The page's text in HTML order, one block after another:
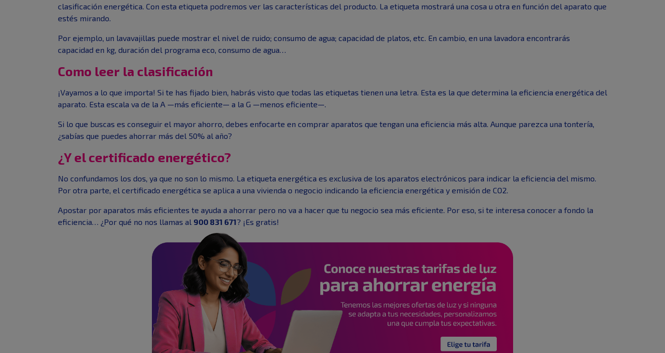
clasificación energética. Con esta etiqueta podremos ver las características del producto. La etiqueta mostrará una cosa u otra en función del aparato que
estés mirando.
Por ejemplo, un lavavajillas puede mostrar el nivel de ruido; consumo de agua; capacidad de platos, etc. En cambio, en una lavadora encontrarás
capacidad en kg, duración del programa eco, consumo de agua…
Como leer la clasificación
¡Vayamos a lo que importa! Si te has fijado bien, habrás visto que todas las etiquetas tienen una letra. Esta es la que determina la eficiencia energética del
aparato. Esta escala va de la A —más eficiente— a la G —menos eficiente—.
Si lo que buscas es conseguir el mayor ahorro, debes enfocarte en comprar aparatos que tengan una eficiencia más alta. Aunque parezca una tontería,
¿sabías que puedes ahorrar más del 50% al año?
¿Y el certificado energético?
No confundamos los dos, ya que no son lo mismo. La etiqueta energética es exclusiva de los aparatos electrónicos para indicar la eficiencia del mismo.
Por otra parte, el certificado energética se aplica a una vivienda o negocio indicando la eficiencia energética y emisión de CO2.
Apostar por aparatos más eficientes te ayuda a ahorrar pero no va a hacer que tu negocio sea más eficiente. Por eso, si te interesa conocer a fondo la
eficiencia… ¿Por qué no nos llamas al 900 831 671? ¡Es gratis!